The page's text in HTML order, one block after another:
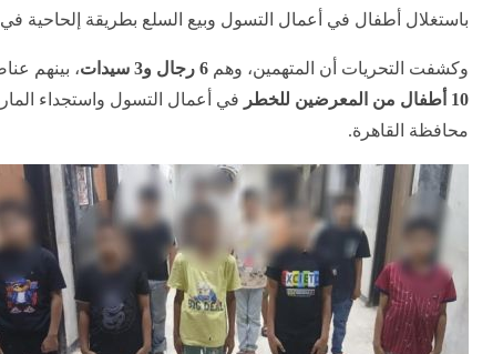
باستغلال أطفال في أعمال التسول وبيع السلع بطريقة إلحاحية
وكشفت التحريات أن المتهمين، وهم6 رجال و3 سيدات
، بينهم
10 أطفال من المعرضين للخطر
في أعمال التسول واستجداء
محافظة القاهرة.